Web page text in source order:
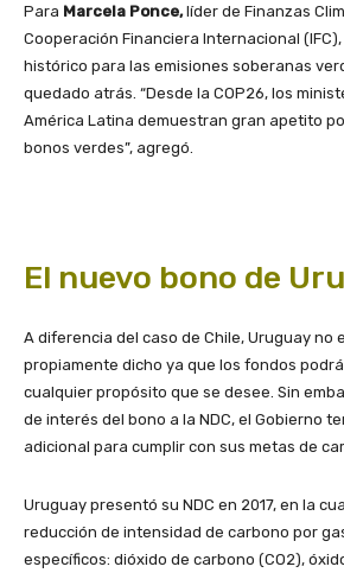
Para Marcela Ponce,líder de Finanzas
Cooperación Financiera Internacional
histórico para las emisiones soberanas
quedado atrás. “Desde la COP26, los
América Latina demuestran gran apetito
bonos verdes”, agregó.
El nuevo bono de
A diferencia del caso de Chile, Uruguay no
propiamente dicho ya que los fondos
cualquier propósito que se desee. Sin
de interés del bono a la NDC, el Gobierno
adicional para cumplir con sus metas de
Uruguay presentó su NDC en 2017, en la
reducción de intensidad de carbono por
específicos: dióxido de carbono (CO2),